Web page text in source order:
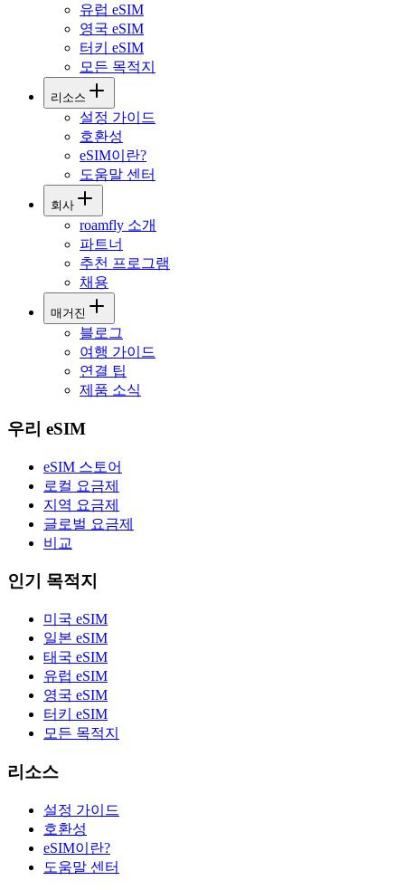
유럽 eSIM
영국 eSIM
터키 eSIM
모든 목적지
리소스
설정 가이드
호환성
eSIM이란?
도움말 센터
회사
roamfly 소개
파트너
추천 프로그램
채용
매거진
블로그
여행 가이드
연결 팁
제품 소식
우리 eSIM
eSIM 스토어
로컬 요금제
지역 요금제
글로벌 요금제
비교
인기 목적지
미국 eSIM
일본 eSIM
태국 eSIM
유럽 eSIM
영국 eSIM
터키 eSIM
모든 목적지
리소스
설정 가이드
호환성
eSIM이란?
도움말 센터